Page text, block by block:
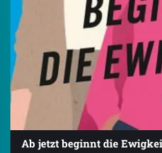
Ab jetzt beginnt die